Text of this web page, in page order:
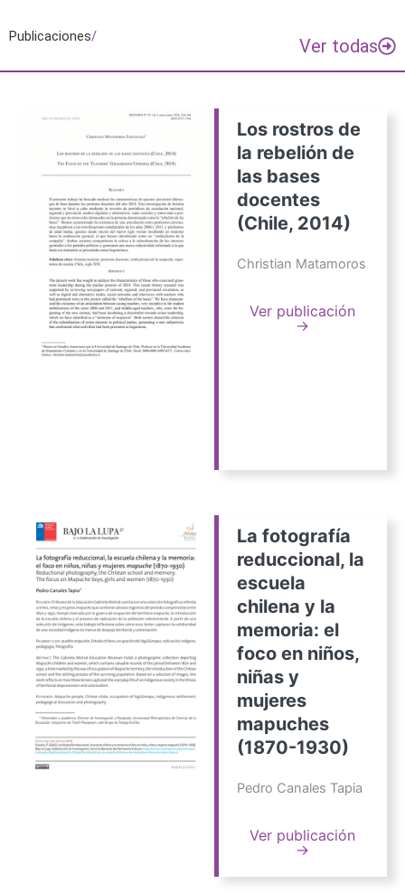
Publicaciones/ Ver todas
Los rostros de
la rebelión de
las bases
docentes
(Chile, 2014)
Christian Matamoros
Ver publicación
→
La fotografía
reduccional, la
escuela
chilena y la
memoria: el
foco en niños,
niñas y
mujeres
mapuches
(1870-1930)
Pedro Canales Tapia
Ver publicación
→